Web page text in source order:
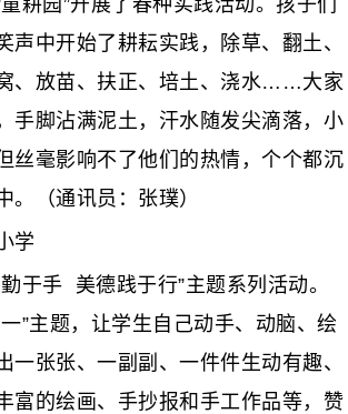
园”开展了春种实践活动。孩子们
声中开始了耕耘实践，除草、翻土、
、放苗、扶正、培土、浇水……大家
手脚沾满泥土，汗水随发尖滴落，小
丝毫影响不了他们的热情，个个都沉
。（通讯员：张璞）
学
手 美德践于行”主题系列活动。
”主题，让学生自己动手、动脑、绘
一张张、一副副、一件件生动有趣、
富的绘画、手抄报和手工作品等，赞